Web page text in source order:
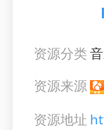
资源分类
资源来源
资源地址